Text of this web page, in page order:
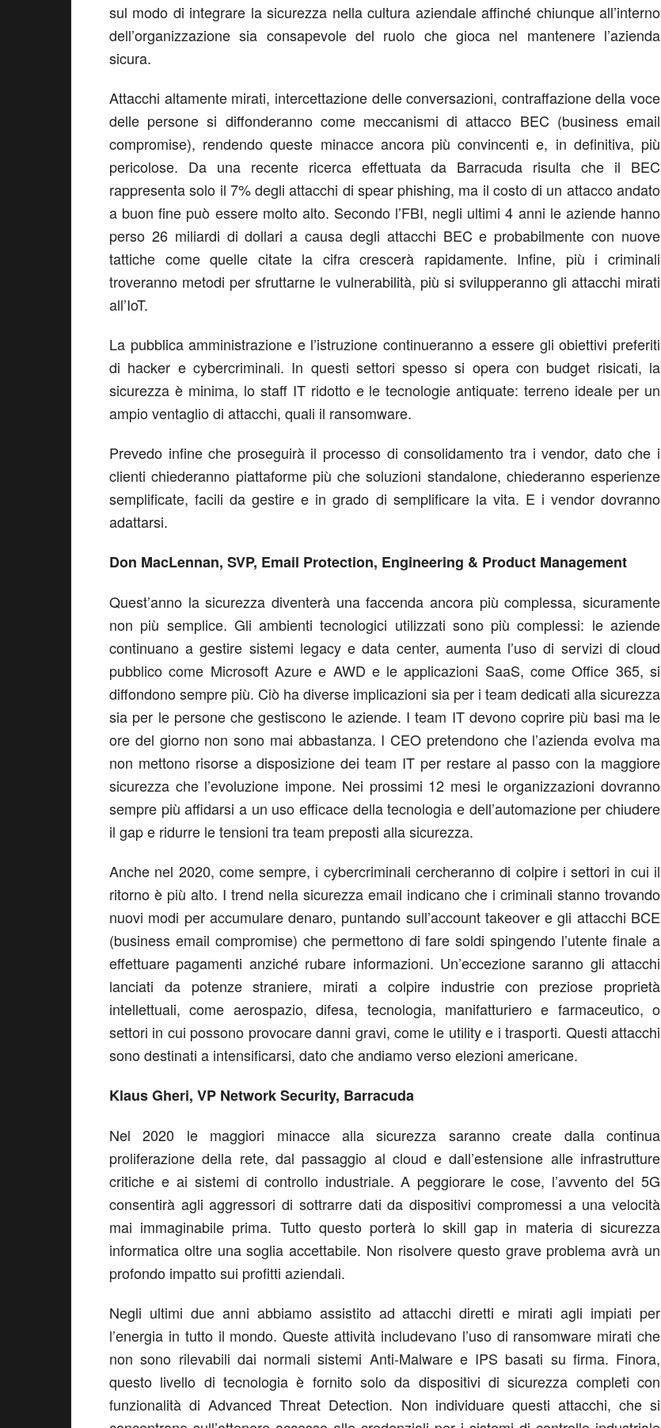
sul modo di integrare la sicurezza nella cultura aziendale affinché chiunque all’interno
dell’organizzazione sia consapevole del ruolo che gioca nel mantenere l’azienda
sicura.
Attacchi altamente mirati, intercettazione delle conversazioni, contraffazione della voce
delle persone si diffonderanno come meccanismi di attacco BEC (business email
compromise), rendendo queste minacce ancora più convincenti e, in definitiva, più
pericolose. Da una recente ricerca effettuata da Barracuda risulta che il BEC
rappresenta solo il 7% degli attacchi di spear phishing, ma il costo di un attacco andato
a buon fine può essere molto alto. Secondo l’FBI, negli ultimi 4 anni le aziende hanno
perso 26 miliardi di dollari a causa degli attacchi BEC e probabilmente con nuove
tattiche come quelle citate la cifra crescerà rapidamente. Infine, più i criminali
troveranno metodi per sfruttarne le vulnerabilità, più si svilupperanno gli attacchi mirati
all’IoT.
La pubblica amministrazione e l’istruzione continueranno a essere gli obiettivi preferiti
di hacker e cybercriminali. In questi settori spesso si opera con budget risicati, la
sicurezza è minima, lo staff IT ridotto e le tecnologie antiquate: terreno ideale per un
ampio ventaglio di attacchi, quali il ransomware.
Prevedo infine che proseguirà il processo di consolidamento tra i vendor, dato che i
clienti chiederanno piattaforme più che soluzioni standalone, chiederanno esperienze
semplificate, facili da gestire e in grado di semplificare la vita. E i vendor dovranno
adattarsi.
Don MacLennan, SVP, Email Protection, Engineering & Product Management
Quest’anno la sicurezza diventerà una faccenda ancora più complessa, sicuramente
non più semplice. Gli ambienti tecnologici utilizzati sono più complessi: le aziende
continuano a gestire sistemi legacy e data center, aumenta l’uso di servizi di cloud
pubblico come Microsoft Azure e AWD e le applicazioni SaaS, come Office 365, si
diffondono sempre più. Ciò ha diverse implicazioni sia per i team dedicati alla sicurezza
sia per le persone che gestiscono le aziende. I team IT devono coprire più basi ma le
ore del giorno non sono mai abbastanza. I CEO pretendono che l’azienda evolva ma
non mettono risorse a disposizione dei team IT per restare al passo con la maggiore
sicurezza che l’evoluzione impone. Nei prossimi 12 mesi le organizzazioni dovranno
sempre più affidarsi a un uso efficace della tecnologia e dell’automazione per chiudere
il gap e ridurre le tensioni tra team preposti alla sicurezza.
Anche nel 2020, come sempre, i cybercriminali cercheranno di colpire i settori in cui il
ritorno è più alto. I trend nella sicurezza email indicano che i criminali stanno trovando
nuovi modi per accumulare denaro, puntando sull’account takeover e gli attacchi BCE
(business email compromise) che permettono di fare soldi spingendo l’utente finale a
effettuare pagamenti anziché rubare informazioni. Un’eccezione saranno gli attacchi
lanciati da potenze straniere, mirati a colpire industrie con preziose proprietà
intellettuali, come aerospazio, difesa, tecnologia, manifatturiero e farmaceutico, o
settori in cui possono provocare danni gravi, come le utility e i trasporti. Questi attacchi
sono destinati a intensificarsi, dato che andiamo verso elezioni americane.
Klaus Gheri, VP Network Security, Barracuda
Nel 2020 le maggiori minacce alla sicurezza saranno create dalla continua
proliferazione della rete, dal passaggio al cloud e dall’estensione alle infrastrutture
critiche e ai sistemi di controllo industriale. A peggiorare le cose, l’avvento del 5G
consentirà agli aggressori di sottrarre dati da dispositivi compromessi a una velocità
mai immaginabile prima. Tutto questo porterà lo skill gap in materia di sicurezza
informatica oltre una soglia accettabile. Non risolvere questo grave problema avrà un
profondo impatto sui profitti aziendali.
Negli ultimi due anni abbiamo assistito ad attacchi diretti e mirati agli impiati per
l’energia in tutto il mondo. Queste attività includevano l’uso di ransomware mirati che
non sono rilevabili dai normali sistemi Anti-Malware e IPS basati su firma. Finora,
questo livello di tecnologia è fornito solo da dispositivi di sicurezza completi con
funzionalità di Advanced Threat Detection. Non individuare questi attacchi, che si